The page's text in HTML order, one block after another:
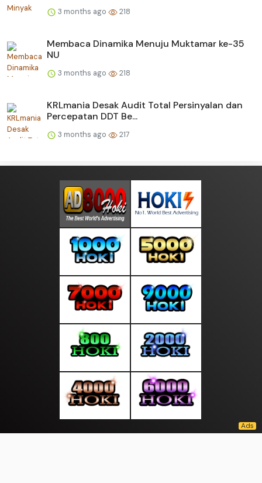
3 months ago 218
Membaca Dinamika Menuju Muktamar ke-35
NU
3 months ago 218
KRLmania Desak Audit Total Persinyalan dan
Percepatan DDT Be...
3 months ago 217